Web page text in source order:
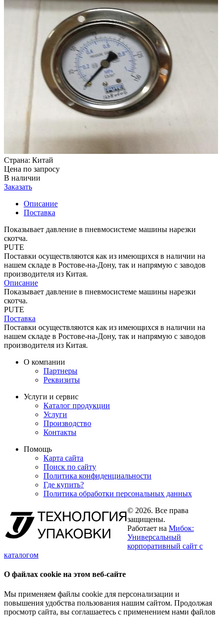
Страна: Китай
Цена по запросу
В наличии
Заказать
Описание
Поставка
Показывает давление в пневмосистеме машины нарезки
скотча.
PUTE
Поставки осуществляются как из имеющихся в наличии на
нашем складе в Ростове-на-Дону, так и напрямую с заводов
производителя из Китая.
Описание
Показывает давление в пневмосистеме машины нарезки
скотча.
PUTE
Поставка
Поставки осуществляются как из имеющихся в наличии на
нашем складе в Ростове-на-Дону, так и напрямую с заводов
производителя из Китая.
О компании
Партнеры
Реквизиты
Услуги и сервис
Каталог продукции
Услуги
Производство
Контакты
Помощь
Карта сайта
Поиск по сайту
Политика конфиденциальности
Где купить?
Политика обработки персональных данных
© 2026. Все права
защищены.
Работает на Мибок:
Универсальный
корпоративный сайт с
каталогом
О файлах cookie на этом веб-сайте
Мы применяем файлы cookie для персонализации и
повышения удобства пользования нашим сайтом. Продолжая
просмотр сайта, вы соглашаетесь с применением нами файлов